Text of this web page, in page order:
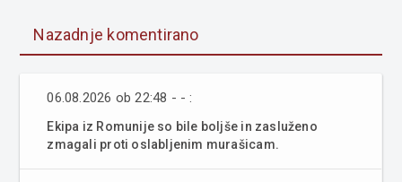
Nazadnje komentirano
06.08.2026 ob 22:48 - - :
Ekipa iz Romunije so bile boljše in zasluženo
zmagali proti oslabljenim murašicam.